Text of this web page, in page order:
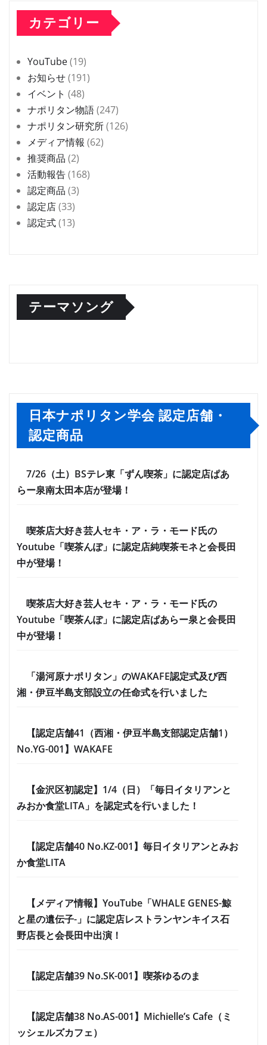
カテゴリー
YouTube(19)
お知らせ(191)
イベント (48)
ナポリタン物語(247)
ナポリタン研究所(126)
メディア情報 (62)
推奨商品 (2)
活動報告(168)
認定商品 (3)
認定店(33)
認定式(13)
テーマソング
日本ナポリタン学会 認定店舗・
認定商品
7/26（土）BSテレ東「ずん喫茶」に認定店ぱあ
らー泉南太田本店が登場！
喫茶店大好き芸人セキ・ア・ラ・モード氏の
Youtube「喫茶んぽ」に認定店純喫茶モネと会長田
中が登場！
喫茶店大好き芸人セキ・ア・ラ・モード氏の
Youtube「喫茶んぽ」に認定店ぱあらー泉と会長田
中が登場！
「湯河原ナポリタン」のWAKAFE認定式及び西
湘・伊豆半島支部設立の任命式を行いました
【認定店舗41（西湘・伊豆半島支部認定店舗1）
No.YG-001】WAKAFE
【金沢区初認定】1/4（日）「毎日イタリアンと
みおか食堂LITA」を認定式を行いました！
【認定店舗40 No.KZ-001】毎日イタリアンとみお
か食堂LITA
【メディア情報】YouTube「WHALE GENES-鯨
と星の遺伝子-」に認定店レストランヤンキイス石
野店長と会長田中出演！
【認定店舗39 No.SK-001】喫茶ゆるのま
【認定店舗38 No.AS-001】Michielle’s Cafe（ミ
ッシェルズカフェ）